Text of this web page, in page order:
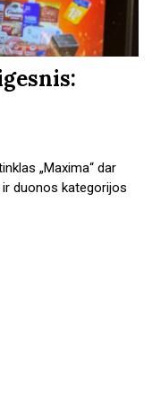
„Maxima“ dar
duonos kategorijos